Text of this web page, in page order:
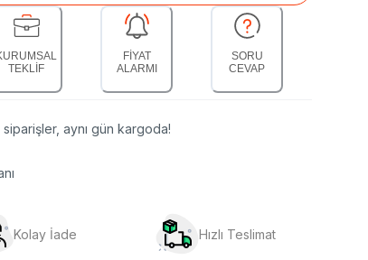
TEKLİF
FİYAT
ALARMI
SORU
CEVAP
aynı gün kargoda!
Kolay İade Hızlı Teslimat